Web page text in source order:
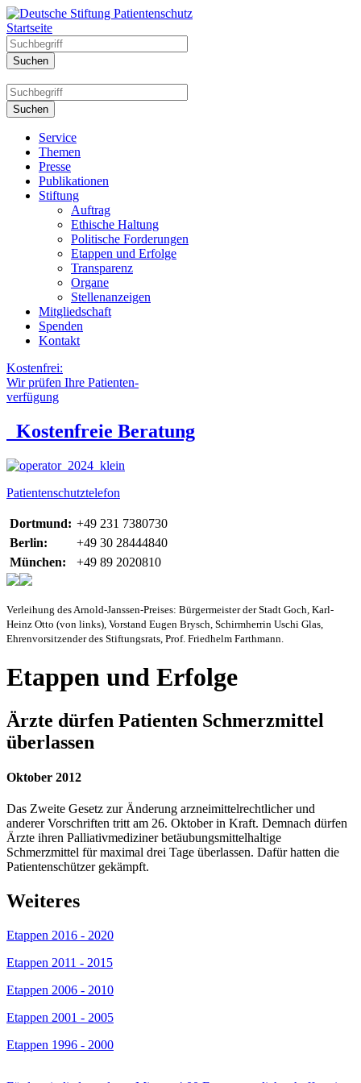
Startseite
Service
Themen
Presse
Publikationen
Stiftung
Auftrag
Ethische Haltung
Politische Forderungen
Etappen und Erfolge
Transparenz
Organe
Stellenanzeigen
Mitgliedschaft
Spenden
Kontakt
Kostenfrei:
Wir prüfen Ihre Patienten-
verfügung
Kostenfreie Beratung
Patientenschutztelefon
Dortmund: +49 231 7380730
Berlin:
+49 30 28444840
München:
+49 89 2020810
Verleihung des Arnold-Janssen-Preises: Bürgermeister der Stadt Goch, Karl-
Heinz Otto (von links), Vorstand Eugen Brysch, Schirmherrin Uschi Glas,
Ehrenvorsitzender des Stiftungsrats, Prof. Friedhelm Farthmann.
Etappen und Erfolge
Ärzte dürfen Patienten Schmerzmittel
überlassen
Oktober 2012
Das Zweite Gesetz zur Änderung arzneimittelrechtlicher und
anderer Vorschriften tritt am 26. Oktober in Kraft. Demnach dürfen
Ärzte ihren Palliativmediziner betäubungsmittelhaltige
Schmerzmittel für maximal drei Tage überlassen. Dafür hatten die
Patientenschützer gekämpft.
Weiteres
Etappen 2016 - 2020
Etappen 2011 - 2015
Etappen 2006 - 2010
Etappen 2001 - 2005
Etappen 1996 - 2000